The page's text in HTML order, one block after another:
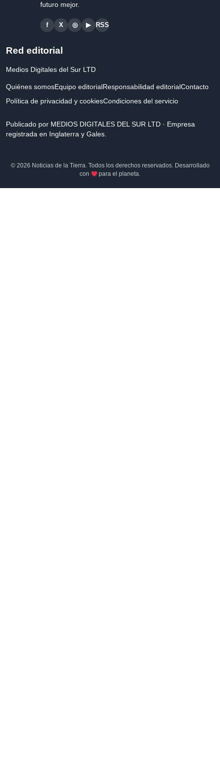
futuro mejor.
f X ◎ ▶ RSS
Red editorial
Medios Digitales del Sur LTD
Quiénes somosEquipo editorialResponsabilidad editorialContacto
Política de privacidad y cookiesCondiciones del servicio
Publicado por MEDIOS DIGITALES DEL SUR LTD · Empresa
registrada en Inglaterra y Gales.
© 2026 Noticias de la Tierra. Todos los derechos reservados. Desarrollado
con
para el planeta.